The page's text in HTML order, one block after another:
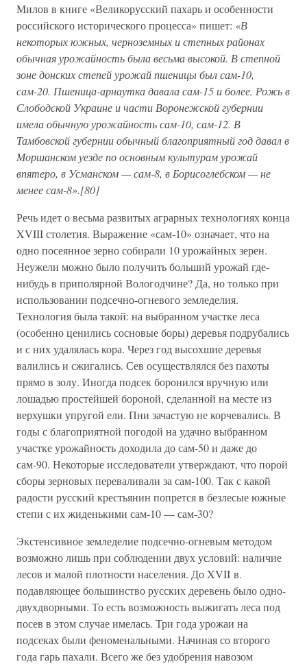
Милов в книге «Великорусский пахарь и особенности
российского исторического процесса» пишет: «В
некоторых южных, черноземных и степных районах
обычная урожайность была весьма высокой. В степной
зоне донских степей урожай пшеницы был сам-10,
сам-20. Пшеница-арнаутка давала сам-15 и более. Рожь в
Слободской Украине и части Воронежской губернии
имела обычную урожайность сам-10, сам-12. В
Тамбовской губернии обычный благоприятный год давал в
Моршанском уезде по основным культурам урожай
впятеро, в Усманском — сам-8, в Борисоглебском — не
менее сам-8».[80]
Речь идет о весьма развитых аграрных технологиях конца
XVIII столетия. Выражение «сам-10» означает, что на
одно посеянное зерно собирали 10 урожайных зерен.
Неужели можно было получить больший урожай где-
нибудь в приполярной Вологодчине? Да, но только при
использовании подсечно-огневого земледелия.
Технология была такой: на выбранном участке леса
(особенно ценились сосновые боры) деревья подрубались
и с них удалялась кора. Через год высохшие деревья
валились и сжигались. Сев осуществлялся без пахоты
прямо в золу. Иногда подсек боронился вручную или
лошадью простейшей бороной, сделанной на месте из
верхушки упругой ели. Пни зачастую не корчевались. В
годы с благоприятной погодой на удачно выбранном
участке урожайность доходила до сам-50 и даже до
сам-90. Некоторые исследователи утверждают, что порой
сборы зерновых переваливали за сам-100. Так с какой
радости русский крестьянин попрется в безлесые южные
степи с их жиденькими сам-10 — сам-30?
Экстенсивное земледелие подсечно-огневым методом
возможно лишь при соблюдении двух условий: наличие
лесов и малой плотности населения. До XVII в.
подавляющее большинство русских деревень было одно-
двухдворными. То есть возможность выжигать леса под
посев в этом случае имелась. Три года урожаи на
подсеках были феноменальными. Начиная со второго
года гарь пахали. Всего же без удобрения навозом